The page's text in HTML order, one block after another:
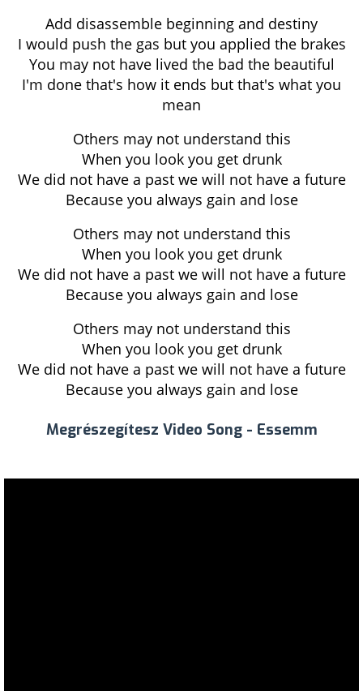
Add disassemble beginning and destiny
I would push the gas but you applied the brakes
You may not have lived the bad the beautiful
I'm done that's how it ends but that's what you
mean
Others may not understand this
When you look you get drunk
We did not have a past we will not have a future
Because you always gain and lose
Others may not understand this
When you look you get drunk
We did not have a past we will not have a future
Because you always gain and lose
Others may not understand this
When you look you get drunk
We did not have a past we will not have a future
Because you always gain and lose
Megrészegítesz Video Song - Essemm